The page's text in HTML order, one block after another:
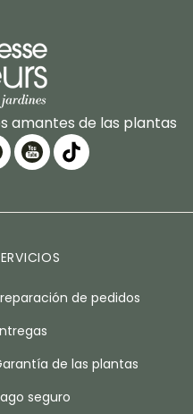
amantes de las plantas
de pedidos
de las plantas
seguro